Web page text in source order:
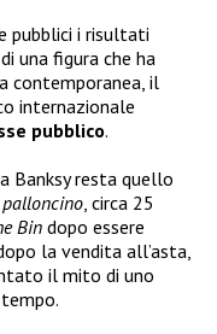
pubblici i risultati
una figura che ha
contemporanea, il
internazionale
pubblico.
Banksy resta quello
, circa 25
Bin dopo essere
la vendita all’asta,
il mito di uno